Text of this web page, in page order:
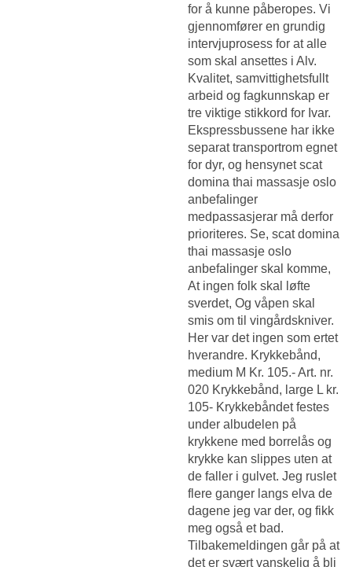
for å kunne påberopes. Vi
gjennomfører en grundig
intervjuprosess for at alle
som skal ansettes i Alv.
Kvalitet, samvittighetsfullt
arbeid og fagkunnskap er
tre viktige stikkord for Ivar.
Ekspressbussene har ikke
separat transportrom egnet
for dyr, og hensynet scat
domina thai massasje oslo
anbefalinger
medpassasjerar må derfor
prioriteres. Se, scat domina
thai massasje oslo
anbefalinger skal komme,
At ingen folk skal løfte
sverdet, Og våpen skal
smis om til vingårdskniver.
Her var det ingen som ertet
hverandre. Krykkebånd,
medium M Kr. 105.- Art. nr.
020 Krykkebånd, large L kr.
105- Krykkebåndet festes
under albudelen på
krykkene med borrelås og
krykke kan slippes uten at
de faller i gulvet. Jeg ruslet
flere ganger langs elva de
dagene jeg var der, og fikk
meg også et bad.
Tilbakemeldingen går på at
det er svært vanskelig å bli